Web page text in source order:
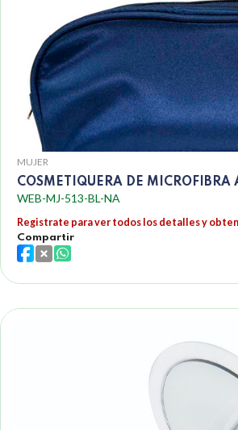
MUJER
COSMETIQUERA DE MICROFIBRA
WEB-MJ-513-BL-NA
Registrate para ver todos los detalles y
Compartir